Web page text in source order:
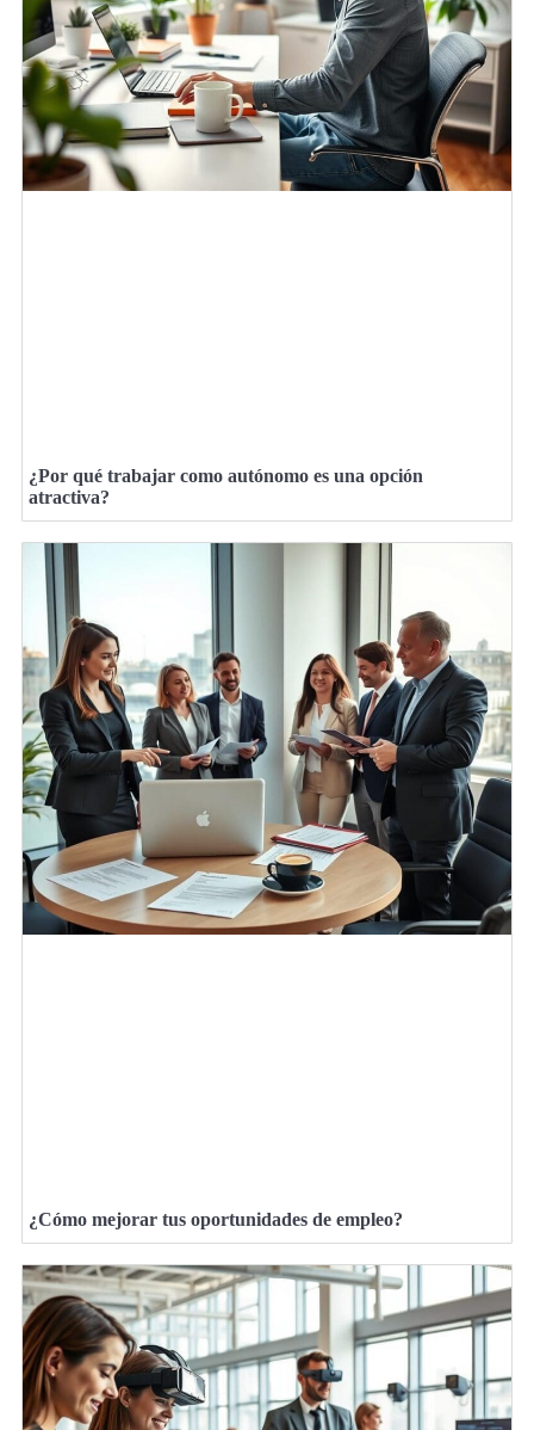
¿Por qué trabajar como autónomo es una opción
atractiva?
¿Cómo mejorar tus oportunidades de empleo?